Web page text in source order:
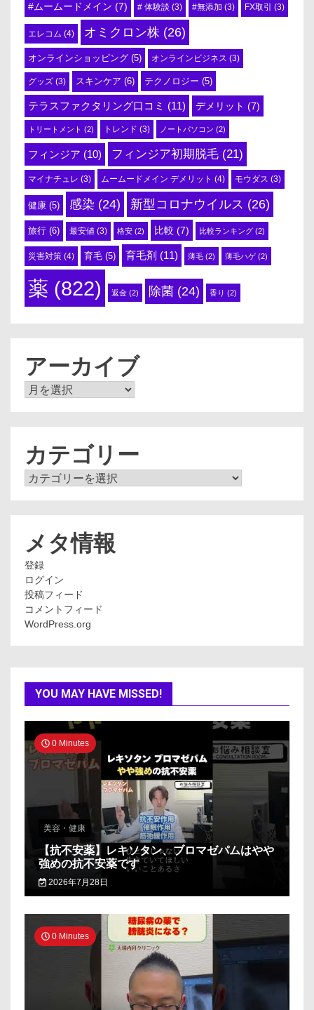
#ムームードメイン (7) # 体験談 (3) #無添加 (3) FX取引 (3)
エレコム (4) オミクロン株 (26)
オンラインショッピング (5) オンラインビジネス (3)
グッズ (3) スキンケア (6) テクノロジー (5)
テラスファクタリング口コミ (11) デメリット (7)
トリートメント (2) トレンド (3) ノートパソコン (2)
フィンジア (10) フィンジア初期脱毛 (21)
マイナチュレ (3) ムームードメイン デメリット (4) モウダス (3)
健康 (5) 感染 (24) 新型コロナウイルス (26)
旅行 (6) 最安値 (3) 格安 (2) 比較 (7) 比較ランキング (2)
災害対策 (4) 育毛 (5) 育毛剤 (11) 薄毛 (2) 薄毛ハゲ(2)
薬 (822) 返金 (2) 除菌 (24) 香り (2)
アーカイブ
ア
カテゴリー
カ
メタ情報
登録
ログイン
投稿フィード
コメントフィード
WordPress.org
YOU MAY HAVE MISSED!
0 Minutes
美容・健康
【抗不安薬】レキソタン、ブロマゼパムはやや
強めの抗不安薬です
2026年7月28日
0 Minutes